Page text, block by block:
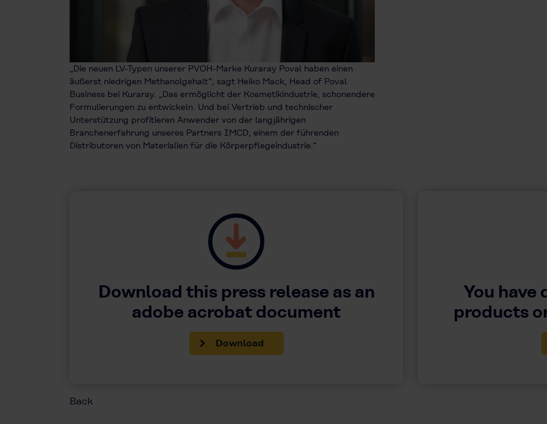
„Die neuen LV-Typen unserer PVOH-Marke Kuraray Poval haben einen
äußerst niedrigen Methanolgehalt“, sagt Heiko Mack, Head of Poval
Business bei Kuraray. „Das ermöglicht der Kosmetikindustrie, schonendere
Formulierungen zu entwickeln. Und bei Vertrieb und technischer
Unterstützung profitieren Anwender von der langjährigen
Branchenerfahrung unseres Partners IMCD, einem der führenden
Distributoren von Materialien für die Körperpflegeindustrie.“
Download this press release as an
adobe acrobat document
Download
You have
products
Back